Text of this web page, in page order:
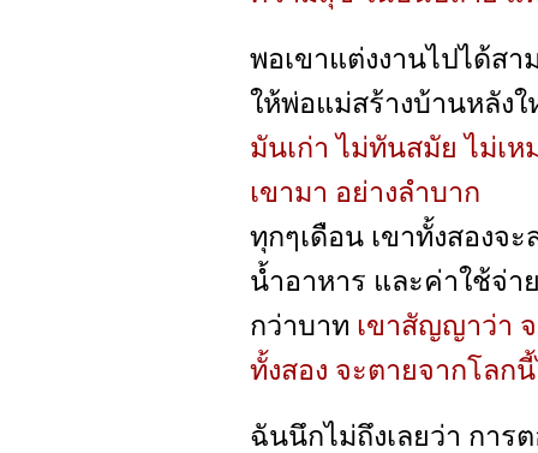
พอเขาแต่งงานไปได้สา
ให้พ่อแม่สร้างบ้านหลังใ
มันเก่า ไม่ทันสมัย ไม่เ
เขามา อย่างลำบาก
ทุกๆเดือน เขาทั้งสองจ
น้ำอาหาร และค่าใช้จ่า
กว่าบาท เขาสัญญาว่า
ทั้งสอง จะตายจากโลก
ฉันนึกไม่ถึงเลยว่า กา